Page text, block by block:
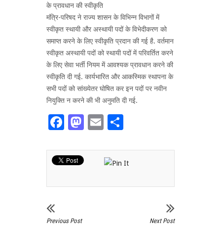
के प्रावधान की स्वीकृति
मंत्रि-परिषद ने राज्य शासन के विभिन्न विभागों में
स्वीकृत स्थायी और अस्थायी पदों के विभेदीकरण को
समाप्त करने के लिए स्वीकृति प्रदान की गई है. वर्तमान
स्वीकृत अस्थायी पदों को स्थायी पदों में परिवर्तित करने
के लिए सेवा भर्ती नियम में आवश्यक प्रावधान करने की
स्वीकृति दी गई. कार्यभारित और आकस्मिक स्थापना के
सभी पदों को सांख्येतर घोषित कर इन पदों पर नवीन
नियुक्ति न करने की भी अनुमति दी गई.
Facebook
Mastodon
Email
Previous Post Next Post